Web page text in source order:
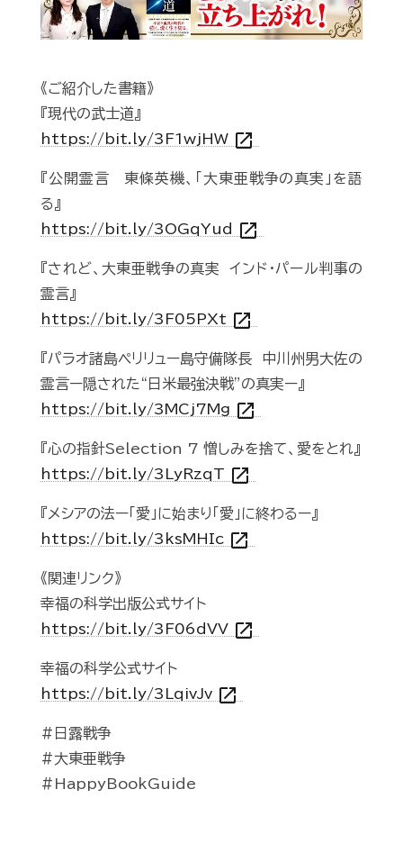
《ご紹介した書籍》
『現代の武士道』
https://bit.ly/3F1wjHW open_in_new
『公開霊言 東條英機、「大東亜戦争の真実」を語
る』
https://bit.ly/3OGqYud open_in_new
『されど、大東亜戦争の真実 インド・パール判事の
霊言』
https://bit.ly/3F05PXt open_in_new
『パラオ諸島ペリリュー島守備隊長 中川州男大佐の
霊言ー隠された“日米最強決戦”の真実ー』
https://bit.ly/3MCj7Mg open_in_new
『心の指針Selection 7 憎しみを捨て、愛をとれ』
https://bit.ly/3LyRzqT open_in_new
『メシアの法ー「愛」に始まり「愛」に終わるー』
https://bit.ly/3ksMHIc open_in_new
《関連リンク》
幸福の科学出版公式サイト
https://bit.ly/3F06dVV open_in_new
幸福の科学公式サイト
https://bit.ly/3LqivJv open_in_new
#日露戦争
#大東亜戦争
#HappyBookGuide